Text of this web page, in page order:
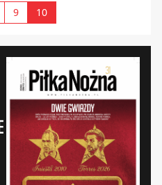
9 10